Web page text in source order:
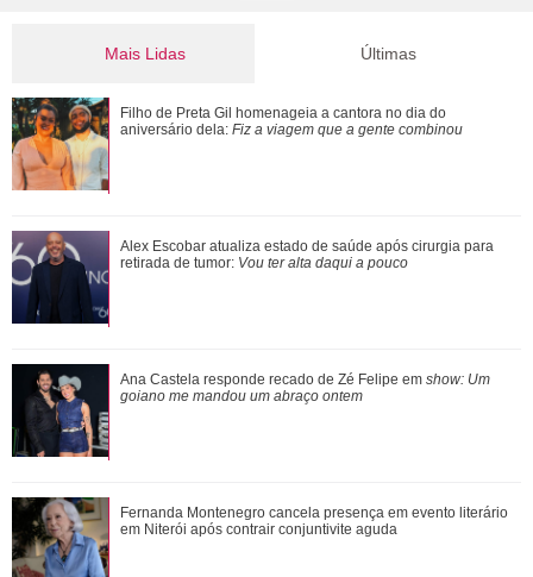
Mais Lidas
Alex Escobar atualiza estado de saúde após cirurgia para
retirada de tumor: Vou ter alta da...
Adriana fica sabendo por Pedro, Cléber e André que a
promotoria acatou as denúncias de Sue...
Ariana Grande anuncia pausa na carreira após críticas ao
corpo
Neymar Jr. brinca com Bruna Biancardi durante quadrilha e
cena viraliza; assista!
Últimas
Filho de Preta Gil homenageia a cantora no dia do
aniversário dela: Fiz a viagem que a gente combinou
Alex Escobar atualiza estado de saúde após cirurgia para
retirada de tumor: Vou ter alta daqui a pouco
Ana Castela responde recado de Zé Felipe em show: Um
goiano me mandou um abraço ontem
Fernanda Montenegro cancela presença em evento literário
em Niterói após contrair conjuntivite aguda